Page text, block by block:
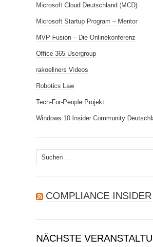
Microsoft Cloud Deutschland (MCD)
Microsoft Startup Program – Mentor
MVP Fusion – Die Onlinekonferenz
Office 365 Usergroup
rakoellners Videos
Robotics Law
Tech-For-People Projekt
Windows 10 Insider Community
Suchen
nach:
COMPLIANCE INSIDER
NÄCHSTE